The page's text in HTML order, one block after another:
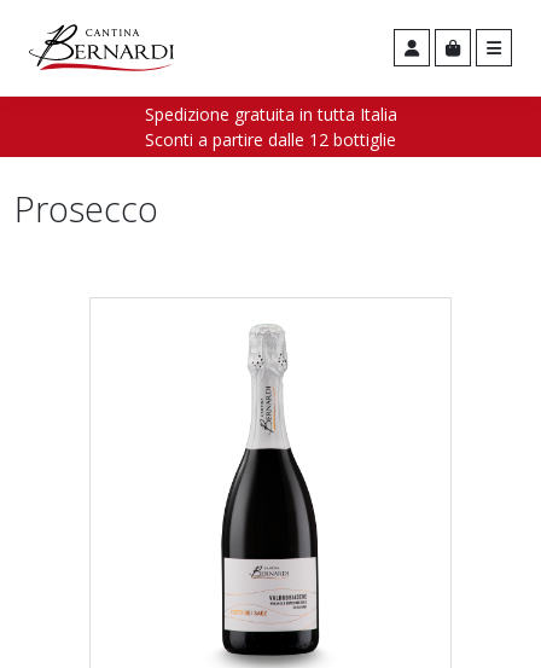
Account
Cart
Spedizione gratuita in tutta Italia
Sconti a partire dalle 12 bottiglie
Prosecco